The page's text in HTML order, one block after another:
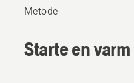
Metode
Starte en